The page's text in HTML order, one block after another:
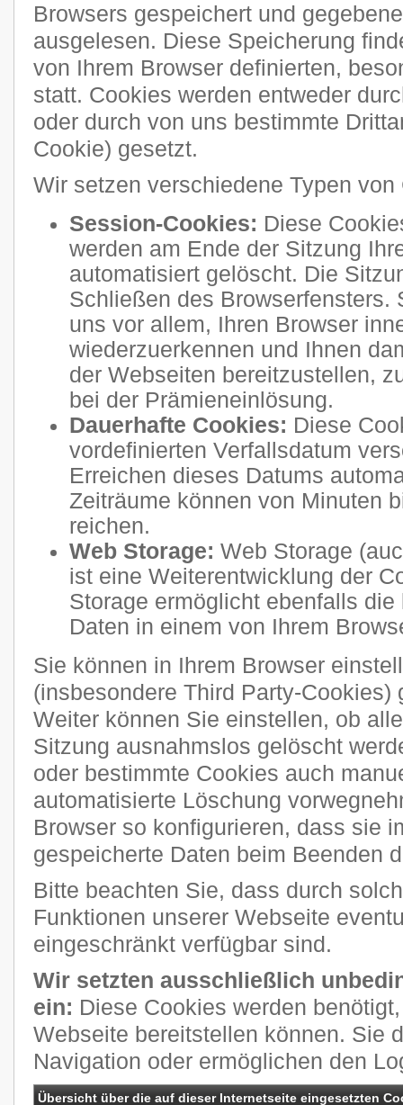
Browsers gespeichert und
ausgelesen. Diese Speicherung
von Ihrem Browser definierten,
statt. Cookies werden entweder
oder durch von uns bestimmte
Cookie) gesetzt.
Wir setzen verschiedene Typen von
Session-Cookies: Diese
werden am Ende der Sitzung
automatisiert gelöscht. Die
Schließen des Browserfensters.
uns vor allem, Ihren Browser
wiederzuerkennen und Ihnen
der Webseiten bereitzustellen,
bei der Prämieneinlösung.
Dauerhafte Cookies: Diese
vordefinierten Verfallsdatum
Erreichen dieses Datums
Zeiträume können von Minuten
reichen.
Web Storage: Web Storage
ist eine Weiterentwicklung der
Storage ermöglicht ebenfalls
Daten in einem von Ihrem
Sie können in Ihrem Browser
(insbesondere Third Party-Cookies)
Weiter können Sie einstellen, ob
Sitzung ausnahmslos gelöscht
oder bestimmte Cookies auch
automatisierte Löschung
Browser so konfigurieren, dass sie
gespeicherte Daten beim Beenden
Bitte beachten Sie, dass durch
Funktionen unserer Webseite
eingeschränkt verfügbar sind.
Wir setzten ausschließlich
ein: Diese Cookies werden
Webseite bereitstellen können. Sie
Navigation oder ermöglichen den
Übersicht über die auf dieser Internetseite eingesetzten